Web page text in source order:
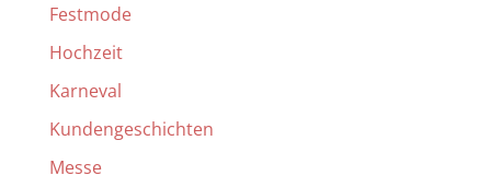
Festmode
Hochzeit
Karneval
Kundengeschichten
Messe